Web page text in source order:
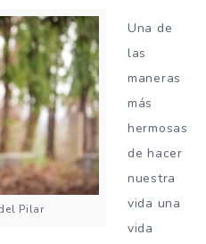
Pilar
Una de
las
maneras
más
hermosas
de hacer
nuestra
vida una
vida